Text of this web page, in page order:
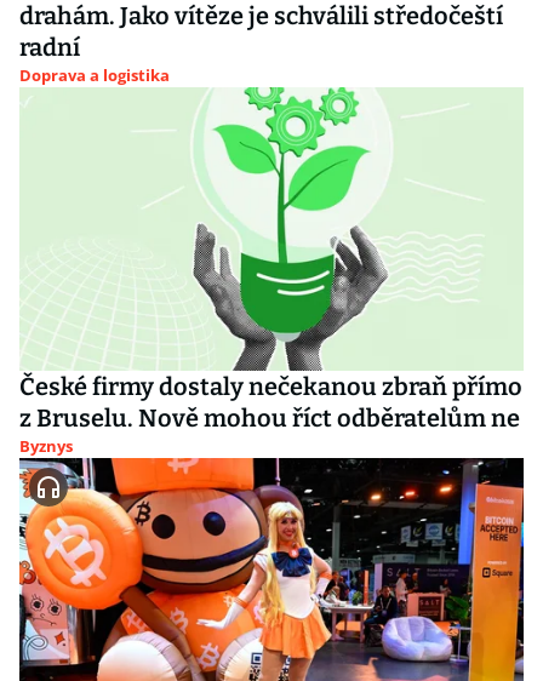
drahám. Jako vítěze je schválili středočeští
radní
Doprava a logistika
České firmy dostaly nečekanou zbraň přímo
z Bruselu. Nově mohou říct odběratelům ne
Byznys